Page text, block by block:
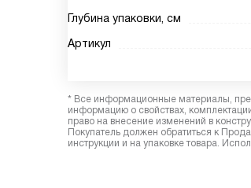
Глубина упаковки, см
Артикул
* Все информационные материалы,
информацию о свойствах,
право на внесение изменений в
Покупатель должен обратиться к
инструкции и на упаковке товара.